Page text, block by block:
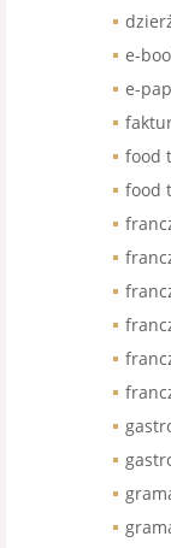
e-
e-
food
food